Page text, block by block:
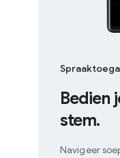
Bedien
stem.
Navigeer